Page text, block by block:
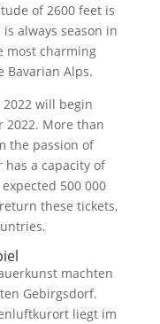
of 2600 feet is
always season in
most charming
Alps.
2022 will begin
2022. More than
the passion of
has a capacity of
500 000
these tickets,
machten
Gebirgsdorf.
liegt im